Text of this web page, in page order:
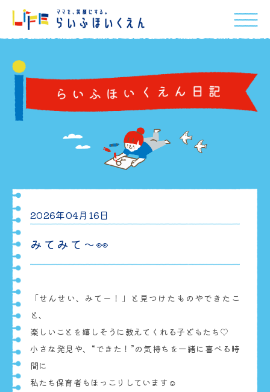
2026年04月16日
みてみて～👀
「せんせい、みてー！」と見つけたものやできたこ
と、
楽しいことを嬉しそうに教えてくれる子どもたち♡
小さな発見や、“できた！”の気持ちを一緒に喜べる時
間に
私たち保育者もほっこりしています☺️